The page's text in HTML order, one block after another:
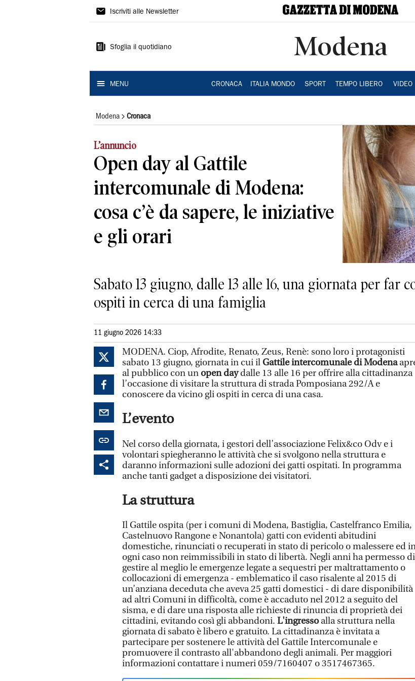
Gazzetta
Modena
Iscriviti alle Newsletter
Sfoglia il quotidiano Modena
MENU CRONACA ITALIA MONDO SPORT TEMPO LIBERO VIDEO
Modena Cronaca
L’annuncio
Open day al Gattile
intercomunale di Modena:
cosa c’è da sapere, le iniziative
e gli orari
Sabato 13 giugno, dalle 13 alle 16, una giornata per far
ospiti in cerca di una famiglia
11 giugno 2026 14:33
MODENA. Ciop, Afrodite, Renato, Zeus, Renè: sono loro i protagonisti
sabato 13 giugno, giornata in cui ilGattile intercomunale di Modena
al pubblico con un open daydalle 13 alle 16 per offrire alla cittadinanza
l’occasione di visitare la struttura di strada Pomposiana 292/A e
conoscere da vicino gli ospiti in cerca di una casa.
L’evento
Nel corso della giornata, i gestori dell’associazione Felix&co Odv e i
volontari spiegheranno le attività che si svolgono nella struttura e
daranno informazioni sulle adozioni dei gatti ospitati. In programma
anche tanti gadget a disposizione dei visitatori.
La struttura
Il Gattile ospita (per i comuni di Modena, Bastiglia, Castelfranco Emilia,
Castelnuovo Rangone e Nonantola) gatti con evidenti abitudini
domestiche, rinunciati o recuperati in stato di pericolo o malessere ed
ogni caso non reimmissibili in stato di libertà. Negli anni ha permesso di
gestire al meglio le emergenze legate a sequestri per maltrattamento o
collocazioni di emergenza - emblematico il caso risalente al 2015 di
un’anziana deceduta che aveva 25 gatti domestici - di dare disponibilità
ad altri Comuni in difficoltà, come è accaduto nel 2012 a seguito del
sisma, e di dare una risposta alle richieste di rinuncia di proprietà dei
cittadini, evitando così gli abbandoni. L'ingressoalla struttura nella
giornata di sabato è libero e gratuito. La cittadinanza è invitata a
partecipare per sostenere le attività del Gattile Intercomunale e
promuovere il contrasto all'abbandono degli animali. Per maggiori
informazioni contattare i numeri 059/7160407 o 3517467365.